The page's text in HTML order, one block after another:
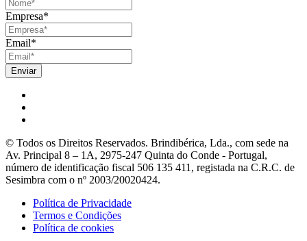
Empresa*
Email*
© Todos os Direitos Reservados. Brindibérica, Lda., com sede na
Av. Principal 8 – 1A, 2975-247 Quinta do Conde - Portugal,
número de identificação fiscal 506 135 411, registada na C.R.C. de
Sesimbra com o nº 2003/20020424.
Política de Privacidade
Termos e Condições
Política de cookies